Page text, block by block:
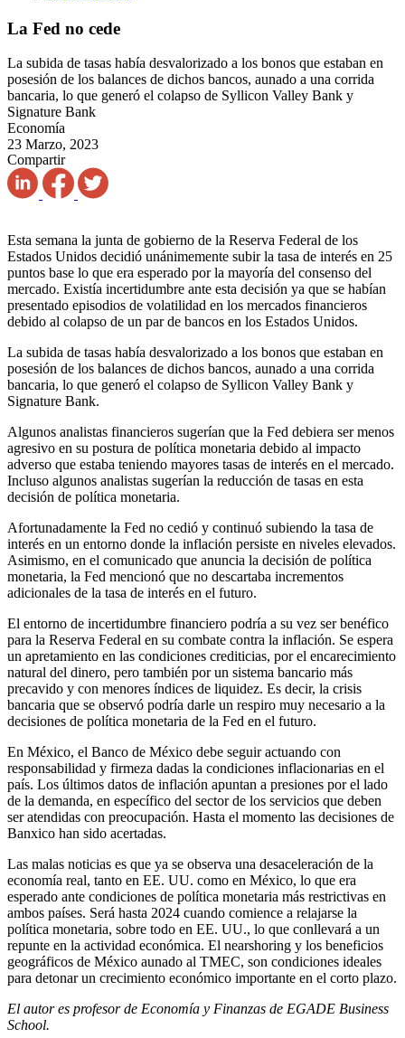
La Fed no cede
La subida de tasas había desvalorizado a los bonos que estaban en
posesión de los balances de dichos bancos, aunado a una corrida
bancaria, lo que generó el colapso de Syllicon Valley Bank y
Signature Bank
Economía
23 Marzo, 2023
Compartir
Esta semana la junta de gobierno de la Reserva Federal de los
Estados Unidos decidió unánimemente subir la tasa de interés en 25
puntos base lo que era esperado por la mayoría del consenso del
mercado. Existía incertidumbre ante esta decisión ya que se habían
presentado episodios de volatilidad en los mercados financieros
debido al colapso de un par de bancos en los Estados Unidos.
La subida de tasas había desvalorizado a los bonos que estaban en
posesión de los balances de dichos bancos, aunado a una corrida
bancaria, lo que generó el colapso de Syllicon Valley Bank y
Signature Bank.
Algunos analistas financieros sugerían que la Fed debiera ser menos
agresivo en su postura de política monetaria debido al impacto
adverso que estaba teniendo mayores tasas de interés en el mercado.
Incluso algunos analistas sugerían la reducción de tasas en esta
decisión de política monetaria.
Afortunadamente la Fed no cedió y continuó subiendo la tasa de
interés en un entorno donde la inflación persiste en niveles elevados.
Asimismo, en el comunicado que anuncia la decisión de política
monetaria, la Fed mencionó que no descartaba incrementos
adicionales de la tasa de interés en el futuro.
El entorno de incertidumbre financiero podría a su vez ser benéfico
para la Reserva Federal en su combate contra la inflación. Se espera
un apretamiento en las condiciones crediticias, por el encarecimiento
natural del dinero, pero también por un sistema bancario más
precavido y con menores índices de liquidez. Es decir, la crisis
bancaria que se observó podría darle un respiro muy necesario a la
decisiones de política monetaria de la Fed en el futuro.
En México, el Banco de México debe seguir actuando con
responsabilidad y firmeza dadas la condiciones inflacionarias en el
país. Los últimos datos de inflación apuntan a presiones por el lado
de la demanda, en específico del sector de los servicios que deben
ser atendidas con preocupación. Hasta el momento las decisiones de
Banxico han sido acertadas.
Las malas noticias es que ya se observa una desaceleración de la
economía real, tanto en EE. UU. como en México, lo que era
esperado ante condiciones de política monetaria más restrictivas en
ambos países. Será hasta 2024 cuando comience a relajarse la
política monetaria, sobre todo en EE. UU., lo que conllevará a un
repunte en la actividad económica. El nearshoring y los beneficios
geográficos de México aunado al TMEC, son condiciones ideales
para detonar un crecimiento económico importante en el corto plazo.
El autor es profesor de Economía y Finanzas de EGADE Business
School.